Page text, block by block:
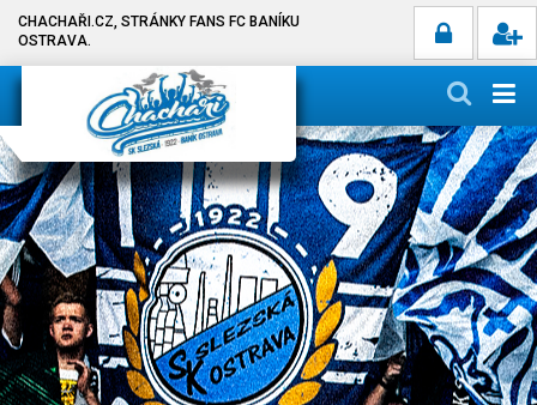
CHACHAŘI.CZ, STRÁNKY FANS FC BANÍKU
OSTRAVA.